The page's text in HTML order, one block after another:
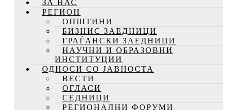
ЗА НАС
РЕГИОН
ОПШТИНИ
БИЗНИС ЗАЕДНИЦИ
ГРАЃАНСКИ ЗАЕДНИЦИ
НАУЧНИ И ОБРАЗОВНИ
ИНСТИТУЦИИ
ОДНОСИ СО ЈАВНОСТА
ВЕСТИ
ОГЛАСИ
СЕДНИЦИ
РЕГИОНАЛНИ ФОРУМИ